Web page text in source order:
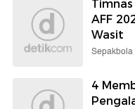
AFF
Wasit
Sepakbola
4